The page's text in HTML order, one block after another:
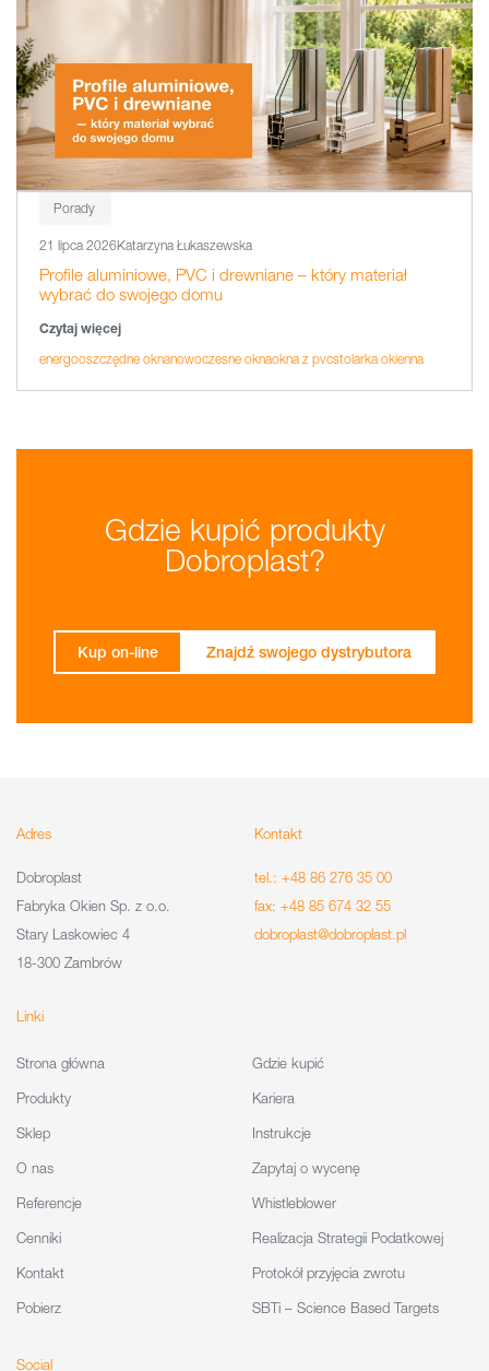
Porady
21 lipca 2026Katarzyna Łukaszewska
Profile aluminiowe, PVC i drewniane – który materiał
wybrać do swojego domu
Czytaj więcej
energooszczędne oknanowoczesne oknaokna z pvcstolarka okienna
Gdzie kupić produkty
Dobroplast?
Kup on-line Znajdź swojego dystrybutora
Adres
Dobroplast
Fabryka Okien Sp. z o.o.
Stary Laskowiec 4
18-300 Zambrów
Kontakt
tel.: +48 86 276 35 00
fax: +48 85 674 32 55
dobroplast@dobroplast.pl
Linki
Strona główna
Produkty
Sklep
O nas
Referencje
Cenniki
Kontakt
Pobierz
Gdzie kupić
Kariera
Instrukcje
Zapytaj o wycenę
Whistleblower
Realizacja Strategii Podatkowej
Protokół przyjęcia zwrotu
SBTi – Science Based Targets
Social